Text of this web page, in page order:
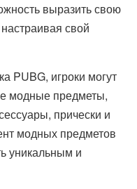
выразить свою
свой
PUBG, игроки могут
модные предметы,
прически и
модных предметов
уникальным и